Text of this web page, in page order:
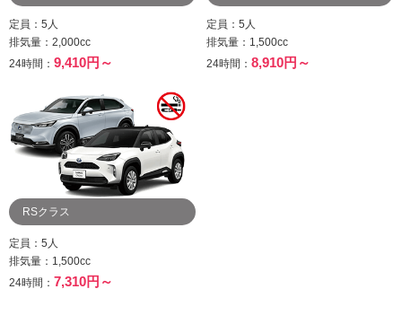
定員：5人
排気量：2,000cc
24時間： 9,410円～
定員：5人
排気量：1,500cc
24時間：8,910円～
RSクラス
定員：5人
排気量：1,500cc
24時間： 7,310円～